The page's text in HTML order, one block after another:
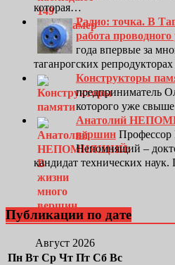
которая…
Радио: точка. В
работа
года впервые за
таганрогских
Конструкторы
предприниматель
которого уже
Анатолий
вершин
Непомнящий –
кандидат технических
Публикации по дате
Август 2026
Пн Вт Ср Чт Пт Сб Вс